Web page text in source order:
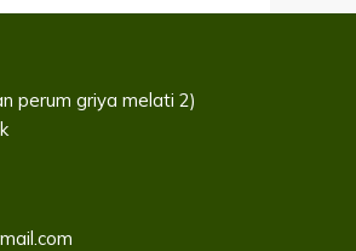
perum griya melati 2)